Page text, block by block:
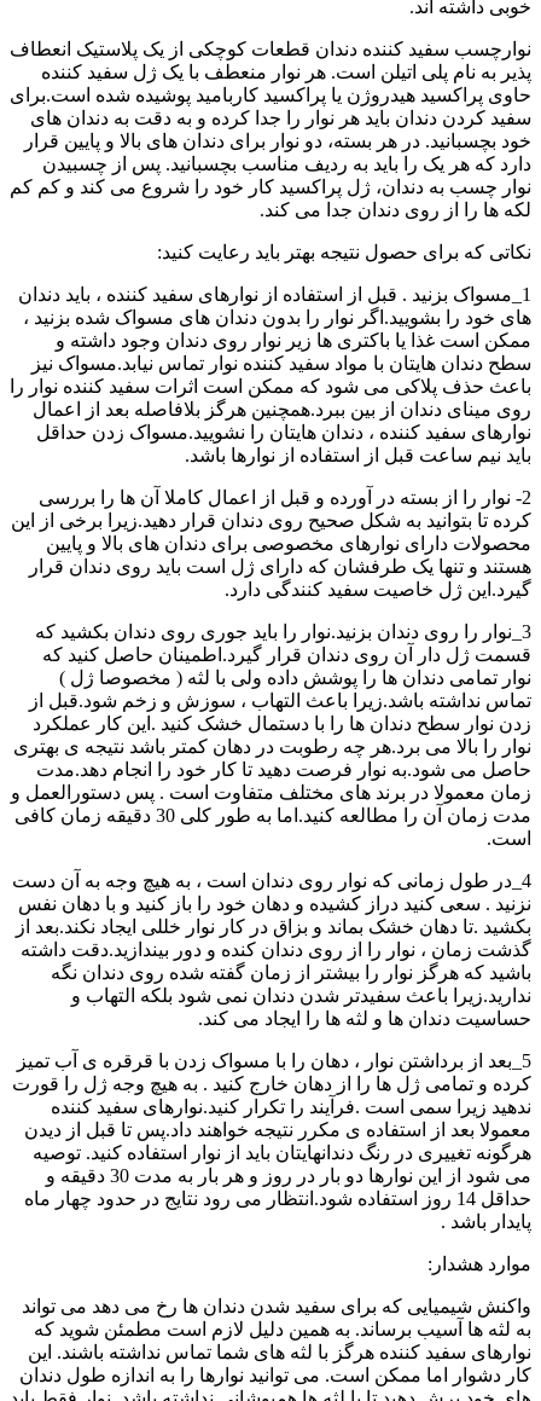
خوبی داشته اند.
نوارچسب سفید کننده دندان قطعات کوچکی از یک پلاستیک انعطاف
پذیر به نام پلی اتیلن است. هر نوار منعطف با یک ژل سفید کننده
حاوی پراکسید هیدروژن یا پراکسید کاربامید پوشیده شده است.برای
سفید کردن دندان باید هر نوار را جدا کرده و به دقت به دندان های
خود بچسبانید. در هر بسته، دو نوار برای دندان های بالا و پایین قرار
دارد که هر یک را باید به ردیف مناسب بچسبانید. پس از چسبیدن
نوار چسب به دندان، ژل پراکسید کار خود را شروع می کند و کم کم
لکه ها را از روی دندان جدا می کند.
نکاتی که برای حصول نتیجه بهتر باید رعایت کنید:
1_مسواک بزنید . قبل از استفاده از نوارهای سفید کننده ، باید دندان
های خود را بشویید.اگر نوار را بدون دندان های مسواک شده بزنید ،
ممکن است غذا یا باکتری ها زیر نوار روی دندان وجود داشته و
سطح دندان هایتان با مواد سفید کننده نوار تماس نیابد.مسواک نیز
باعث حذف پلاکی می شود که ممکن است اثرات سفید کننده نوار را
روی مینای دندان از بین ببرد.همچنین هرگز بلافاصله بعد از اعمال
نوارهای سفید کننده ، دندان هایتان را نشویید.مسواک زدن حداقل
باید نیم ساعت قبل از استفاده از نوارها باشد.
2- نوار را از بسته در آورده و قبل از اعمال کاملا آن ها را بررسی
کرده تا بتوانید به شکل صحیح روی دندان قرار دهید.زیرا برخی از این
محصولات دارای نوارهای مخصوصی برای دندان های بالا و پایین
هستند و تنها یک طرفشان که دارای ژل است باید روی دندان قرار
گیرد.این ژل خاصیت سفید کنندگی دارد.
3_نوار را روی دندان بزنید.نوار را باید جوری روی دندان بکشید که
قسمت ژل دار آن روی دندان قرار گیرد.اطمینان حاصل کنید که
نوار تمامی دندان ها را پوشش داده ولی با لثه ( مخصوصا ژل )
تماس نداشته باشد.زیرا باعث التهاب ، سوزش و زخم شود.قبل از
زدن نوار سطح دندان ها را با دستمال خشک کنید .این کار عملکرد
نوار را بالا می برد.هر چه رطوبت در دهان کمتر باشد نتیجه ی بهتری
حاصل می شود.به نوار فرصت دهید تا کار خود را انجام دهد.مدت
زمان معمولا در برند های مختلف متفاوت است . پس دستورالعمل و
مدت زمان آن را مطالعه کنید.اما به طور کلی 30 دقیقه زمان کافی
است.
4_در طول زمانی که نوار روی دندان است ، به هیچ وجه به آن دست
نزنید . سعی کنید دراز کشیده و دهان خود را باز کنید و با دهان نفس
بکشید .تا دهان خشک بماند و بزاق در کار نوار خللی ایجاد نکند.بعد از
گذشت زمان ، نوار را از روی دندان کنده و دور بیندازید.دقت داشته
باشید که هرگز نوار را بیشتر از زمان گفته شده روی دندان نگه
ندارید.زیرا باعث سفیدتر شدن دندان نمی شود بلکه التهاب و
حساسیت دندان ها و لثه ها را ایجاد می کند.
5_بعد از برداشتن نوار ، دهان را با مسواک زدن با قرقره ی آب تمیز
کرده و تمامی ژل ها را از دهان خارج کنید . به هیچ وجه ژل را قورت
ندهید زیرا سمی است .فرآیند را تکرار کنید.نوارهای سفید کننده
معمولا بعد از استفاده ی مکرر نتیجه خواهند داد.پس تا قبل از دیدن
هرگونه تغییری در رنگ دندانهایتان باید از نوار استفاده کنید. توصیه
می شود از این نوارها دو بار در روز و هر بار به مدت 30 دقیقه و
حداقل 14 روز استفاده شود.انتظار می رود نتایج در حدود چهار ماه
پایدار باشد .
موارد هشدار:
واکنش شیمیایی که برای سفید شدن دندان ها رخ می دهد می تواند
به لثه ها آسیب برساند. به همین دلیل لازم است مطمئن شوید که
نوارهای سفید کننده هرگز با لثه های شما تماس نداشته باشند. این
کار دشوار اما ممکن است. می توانید نوارها را به اندازه طول دندان